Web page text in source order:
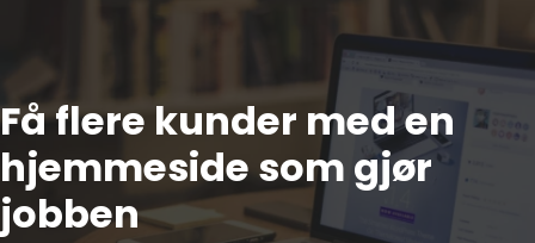
Få flere kunder med en
hjemmeside som gjør
jobben